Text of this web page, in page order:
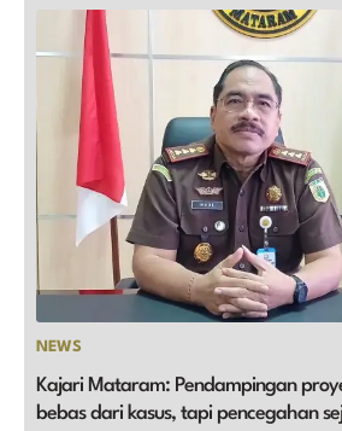
NEWS
Kajari Mataram: Pendampingan
bebas dari kasus, tapi pencegahan